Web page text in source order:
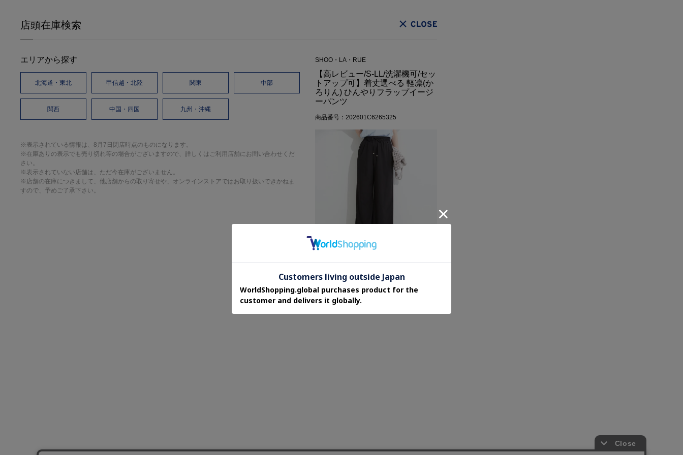
店頭在庫検索
エリアから探す
北海道・東北 甲信越・北陸 関東 中部
関西 中国・四国 九州・沖縄
※表示されている情報は、8月7日閉店時点のものになります。
※在庫ありの表示でも売り切れ等の場合がございますので、詳しくはご利用店舗にお問い合わせくだ
さい。
※表示されていない店舗は、ただ今在庫がございません。
※店舗の在庫につきまして、他店舗からの取り寄せや、オンラインストアではお取り扱いできかねま
すので、予めご了承下さい。
SHOO・LA・RUE
【高レビュー/S-LL/洗濯機可/セッ
トアップ可】着丈選べる 軽凛(か
ろりん) ひんやりフラップイージ
ーパンツ
商品番号：202601C6265325